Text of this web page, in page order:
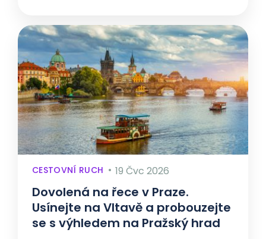
CESTOVNÍ RUCH 19 Čvc 2026
Dovolená na řece v Praze.
Usínejte na Vltavě a probouzejte
se s výhledem na Pražský hrad